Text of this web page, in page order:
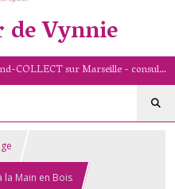
Vynnie
Boutique ésotérique en ligne et CLICK-and-COLLECT sur Marseille - consultation de voyance par mail - livret numérologique (13/PACA)
la Main en Bois